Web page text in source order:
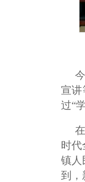
宣
过“
时
镇人
到，